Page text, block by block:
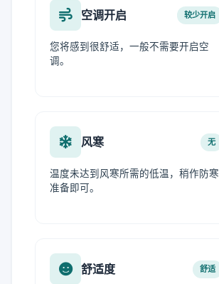
空调开启 较少开启
您将感到很舒适，一般不需要开启空
调。
风寒 无
温度未达到风寒所需的低温，稍作防寒
准备即可。
舒适度 舒适